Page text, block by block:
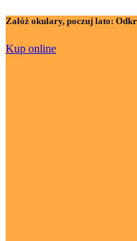
Załóż okulary, poczuj lato:
Kup online